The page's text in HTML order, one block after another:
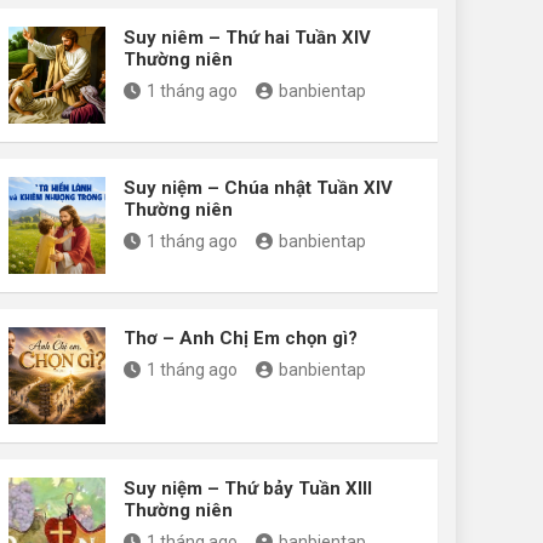
Suy niêm – Thứ hai Tuần XIV
Thường niên
1 tháng ago banbientap
Suy niệm – Chúa nhật Tuần XIV
Thường niên
1 tháng ago banbientap
Thơ – Anh Chị Em chọn gì?
1 tháng ago banbientap
Suy niệm – Thứ bảy Tuần XIII
Thường niên